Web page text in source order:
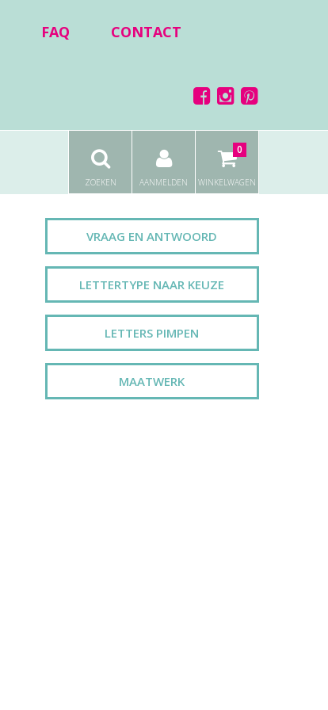
FAQ CONTACT
ZOEKEN AANMELDEN WINKELWAGEN
0
VRAAG EN ANTWOORD
LETTERTYPE NAAR KEUZE
LETTERS PIMPEN
MAATWERK